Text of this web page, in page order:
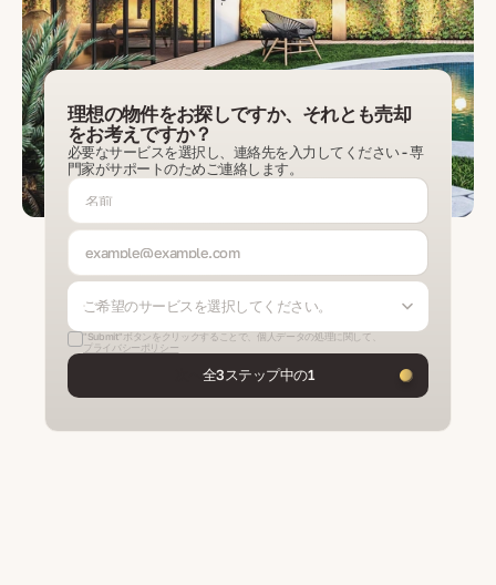
理想の物件をお探しですか、それとも売却
をお考えですか？
必要なサービスを選択し、連絡先を入力してください - 専
門家がサポートのためご連絡します。
ご希望のサービスを選択してください。
"Submit"ボタンをクリックすることで、個人データの処理に関して、
プライバシーポリシー
全3ステップ中の1